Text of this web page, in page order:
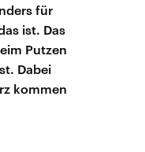
für
ist. Das
Putzen
Dabei
kommen